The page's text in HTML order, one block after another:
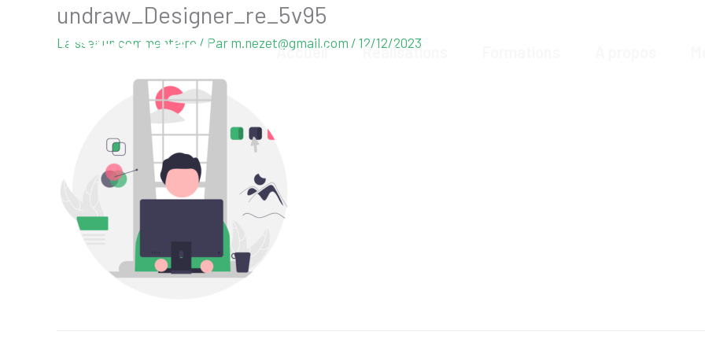
Accueil Réalisations
undraw_Designer_re_5v95
Laisser un commentaire / Par m.nezet@gmail.com / 12/12/2023